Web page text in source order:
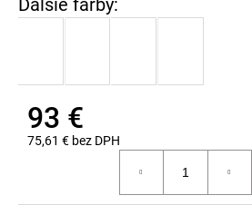
93 €
75,61 € bez DPH